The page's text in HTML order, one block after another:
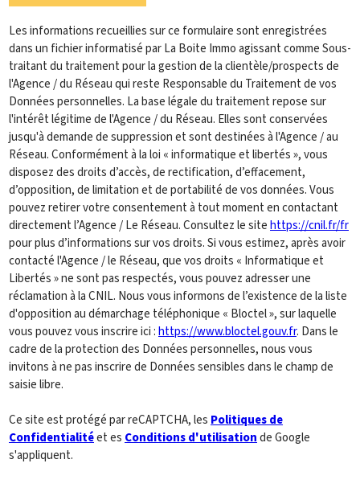
Les informations recueillies sur ce formulaire sont enregistrées
dans un fichier informatisé par La Boite Immo agissant comme Sous-
traitant du traitement pour la gestion de la clientèle/prospects de
l'Agence / du Réseau qui reste Responsable du Traitement de vos
Données personnelles. La base légale du traitement repose sur
l'intérêt légitime de l'Agence / du Réseau. Elles sont conservées
jusqu'à demande de suppression et sont destinées à l'Agence / au
Réseau. Conformément à la loi « informatique et libertés », vous
disposez des droits d’accès, de rectification, d’effacement,
d’opposition, de limitation et de portabilité de vos données. Vous
pouvez retirer votre consentement à tout moment en contactant
directement l’Agence / Le Réseau. Consultez le sitehttps://cnil.fr/fr
pour plus d’informations sur vos droits. Si vous estimez, après avoir
contacté l'Agence / le Réseau, que vos droits « Informatique et
Libertés » ne sont pas respectés, vous pouvez adresser une
réclamation à la CNIL. Nous vous informons de l’existence de la liste
d'opposition au démarchage téléphonique « Bloctel », sur laquelle
vous pouvez vous inscrire ici :https://www.bloctel.gouv.fr. Dans le
cadre de la protection des Données personnelles, nous vous
invitons à ne pas inscrire de Données sensibles dans le champ de
saisie libre.
Ce site est protégé par reCAPTCHA, les Politiques de
Confidentialitéet es Conditions d'utilisationde Google
s'appliquent.